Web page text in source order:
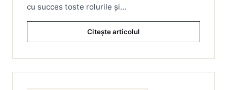
cu succes toste rolurile și…
Citește articolul